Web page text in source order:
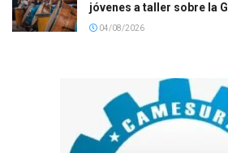
jóvenes a taller sobre la
04/08/2026